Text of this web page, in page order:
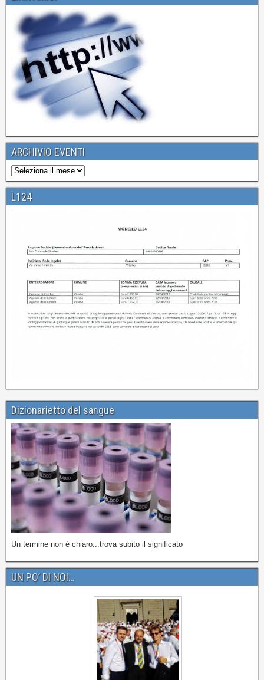
ARCHIVIO EVENTI
L124
Dizionarietto del sangue
Un termine non è chiaro...trova subito il significato
UN PO’ DI NOI…